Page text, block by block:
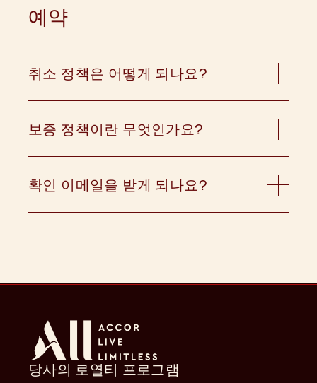
예약
취소 정책은 어떻게 되나요?
인하는 데 필요한 모든 세부 정보가 나와 있습니다.
)
또는 전화(02 8224 5777)로 문의하시기 바랍니다.
보증 정책이란 무엇인가요?
합니다. 체크인 시에도 신용카드를 제시해 주시기
바랍니다. “유연한” 요금을 예약한 경우, 호텔에 도
착할 때까지 또는 취소 시까지 요금이 청구되지 않
카드로 전체 숙박 요금이 청구됩니다.
확인 이메일을 받게 되나요?
예약에 대한 모든 세부 정보가 포함됩니다:
객실 유형
객실 요금
취소 정책
조기 출발
당사의 로열티 프로그램